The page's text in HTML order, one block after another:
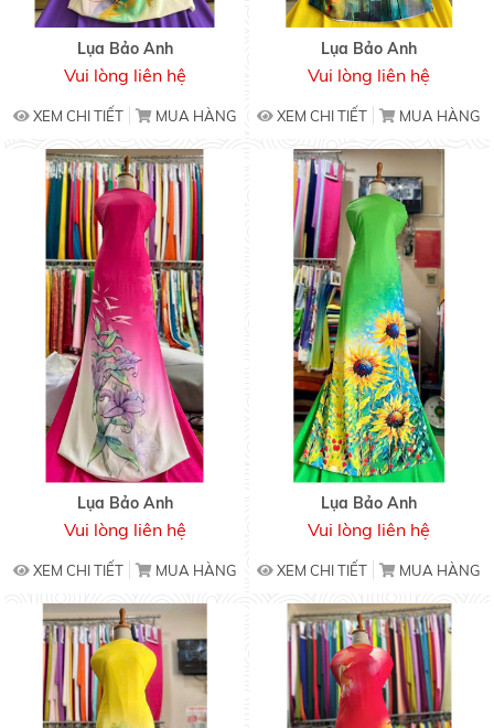
Lụa Bảo Anh
Vui lòng liên hệ
XEM CHI TIẾT MUA HÀNG
Lụa Bảo Anh
Vui lòng liên hệ
XEM CHI TIẾT MUA HÀNG
Lụa Bảo Anh
Vui lòng liên hệ
XEM CHI TIẾT MUA HÀNG
Lụa Bảo Anh
Vui lòng liên hệ
XEM CHI TIẾT MUA HÀNG